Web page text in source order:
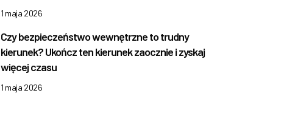
1 maja 2026
Czy bezpieczeństwo wewnętrzne to trudny
kierunek? Ukończ ten kierunek zaocznie i zyskaj
więcej czasu
1 maja 2026